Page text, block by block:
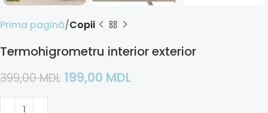
Prima pagină Copii
Termohigrometru interior exterior
399,00MDL 199,00 MDL